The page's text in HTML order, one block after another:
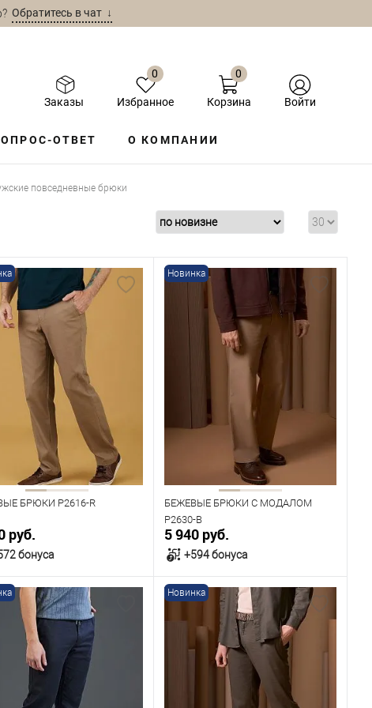
Обратитесь в чат ↓
Заказы
0
Избранное
0
Корзина Войти
ОТВЕТ О КОМПАНИИ
повседневные брюки
БРЮКИ P2616-R
руб.
бонуса
В корзину
наличии
размеров
одежды
Новинка
БЕЖЕВЫЕ БРЮКИ С МОДАЛОМ
P2630-B
5 940 руб.
+594 бонуса
В корзину
В наличии
Таблица размеров
Размер одежды
Новинка